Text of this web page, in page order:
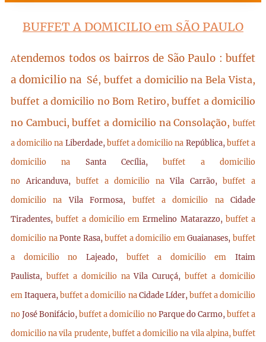
BUFFET A DOMICILIO em SÃO PAULO
Atendemos todos os bairros de São Paulo : buffet
a domicilio na Sé, buffet a domicilio na Bela Vista,
buffet a domicilio no Bom Retiro, buffet a domicilio
no Cambuci, buffet a domicilio na Consolação, buffet
a domicilio na Liberdade, buffet a domicilio na República, buffet a
domicilio na Santa Cecília,buffet a domicilio
no Aricanduva,buffet a domicilio naVila Carrão,buffet a
domicilio naVila Formosa, buffet a domicilio na Cidade
Tiradentes,buffet a domicilio emErmelino Matarazzo, buffet a
domicilio naPonte Rasa,buffet a domicilio emGuaianases,buffet
a domicilio no Lajeado, buffet a domicilio em Itaim
Paulista, buffet a domicilio naVila Curuçá,buffet a domicilio
emItaquera,buffet a domicilio na Cidade Líder, buffet a domicilio
noJosé Bonifácio,buffet a domicilio noParque do Carmo, buffet a
domicilio na vila prudente, buffet a domicilio na vila alpina, buffet